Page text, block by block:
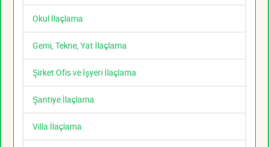
Okul İlaçlama
Gemi, Tekne, Yat İlaçlama
Şirket Ofis ve İşyeri İlaçlama
Şantiye İlaçlama
Villa İlaçlama